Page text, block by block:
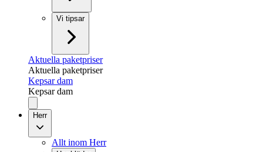
Vi tipsar
Aktuella paketpriser
Aktuella paketpriser
Kepsar dam
Kepsar dam
Herr
Allt inom Herr